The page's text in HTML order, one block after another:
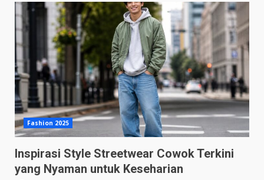
Fashion 2025
Inspirasi Style Streetwear Cowok Terkini
yang Nyaman untuk Keseharian